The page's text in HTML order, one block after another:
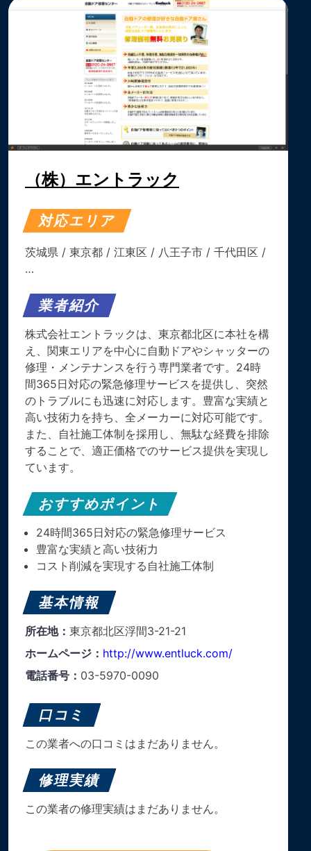
（株）エントラック
対応エリア
茨城県 / 東京都 / 江東区 / 八王子市 / 千代田区 /
…
業者紹介
株式会社エントラックは、東京都北区に本社を構
え、関東エリアを中心に自動ドアやシャッターの
修理・メンテナンスを行う専門業者です。24時
間365日対応の緊急修理サービスを提供し、突然
のトラブルにも迅速に対応します。豊富な実績と
高い技術力を持ち、全メーカーに対応可能です。
また、自社施工体制を採用し、無駄な経費を排除
することで、適正価格でのサービス提供を実現し
ています。
おすすめポイント
24時間365日対応の緊急修理サービス
豊富な実績と高い技術力
コスト削減を実現する自社施工体制
基本情報
所在地： 東京都北区浮間3-21-21
ホームページ： http://www.entluck.com/
電話番号： 03-5970-0090
口コミ
この業者への口コミはまだありません。
修理実績
この業者の修理実績はまだありません。